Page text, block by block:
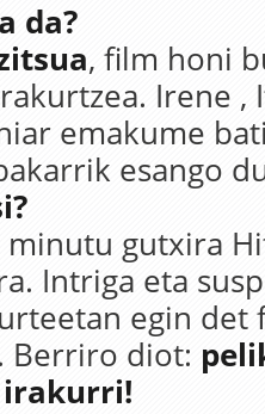
da?
, film honi
Irene ,
emakume
esango
minutu gutxira
Intriga eta
egin det
Berriro diot:
irakurri!